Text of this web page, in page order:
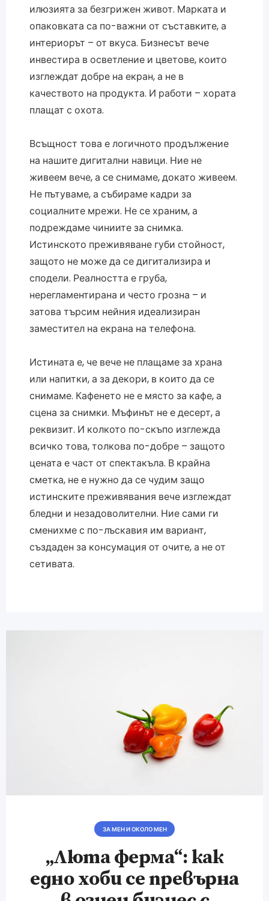
илюзията за безгрижен живот. Марката и
опаковката са по-важни от съставките, а
интериорът – от вкуса. Бизнесът вече
инвестира в осветление и цветове, които
изглеждат добре на екран, а не в
качеството на продукта. И работи – хората
плащат с охота.
Всъщност това е логичното продължение
на нашите дигитални навици. Ние не
живеем вече, а се снимаме, докато живеем.
Не пътуваме, а събираме кадри за
социалните мрежи. Не се храним, а
подреждаме чиниите за снимка.
Истинското преживяване губи стойност,
защото не може да се дигитализира и
сподели. Реалността е груба,
нерегламентирана и често грозна – и
затова търсим нейния идеализиран
заместител на екрана на телефона.
Истината е, че вече не плащаме за храна
или напитки, а за декори, в които да се
снимаме. Кафенето не е място за кафе, а
сцена за снимки. Мъфинът не е десерт, а
реквизит. И колкото по-скъпо изглежда
всичко това, толкова по-добре – защото
цената е част от спектакъла. В крайна
сметка, не е нужно да се чудим защо
истинските преживявания вече изглеждат
бледни и незадоволителни. Ние сами ги
сменихме с по-лъскавия им вариант,
създаден за консумация от очите, а не от
сетивата.
ЗА МЕН И ОКОЛО МЕН
„Люта ферма“: как
едно хоби се превърна